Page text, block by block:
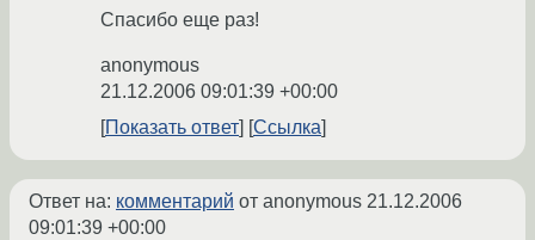
Спасибо еще раз!
anonymous
21.12.2006 09:01:39 +00:00
Показать ответ
Ссылка
Ответ на: комментарий от anonymous 21.12.2006
09:01:39 +00:00